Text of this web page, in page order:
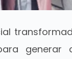
generar